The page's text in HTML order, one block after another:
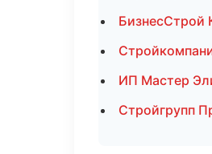
БизнесСтрой
ИП Мастер
Стройгрупп